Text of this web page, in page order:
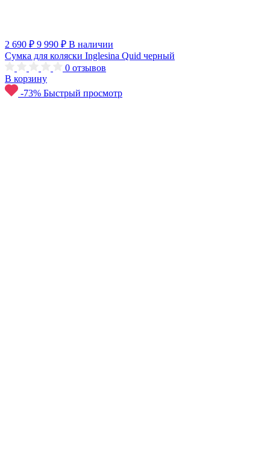
2 690 ₽ 9 990 ₽ В наличии
Сумка для коляски Inglesina Quid черный
0 отзывов
В корзину
-73% Быстрый просмотр